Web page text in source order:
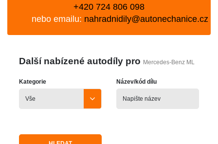
+420 724 806 098
nebo emailu: nahradnidily@autonechanice.cz
Další nabízené autodíly pro Mercedes-Benz ML
Kategorie Název/kód dílu